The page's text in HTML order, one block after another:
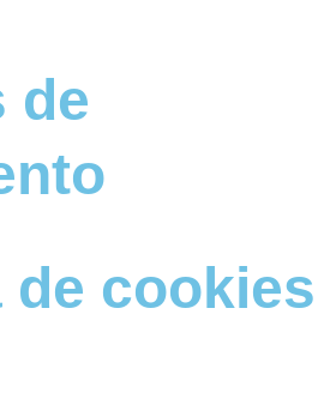
de
de cookies